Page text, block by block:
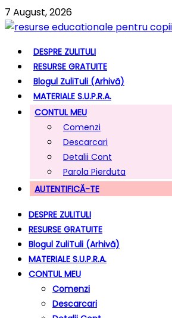
7 August, 2026
DESPRE ZULITULI
RESURSE GRATUITE
Blogul ZuliTuli (arhivă)
MATERIALE S.U.P.R.A.
CONTUL MEU
Comenzi
Descarcari
Detalii Cont
Parola Pierduta
AUTENTIFICĂ-TE
DESPRE ZULITULI
RESURSE GRATUITE
Blogul ZuliTuli (arhivă)
MATERIALE S.U.P.R.A.
CONTUL MEU
Comenzi
Descarcari